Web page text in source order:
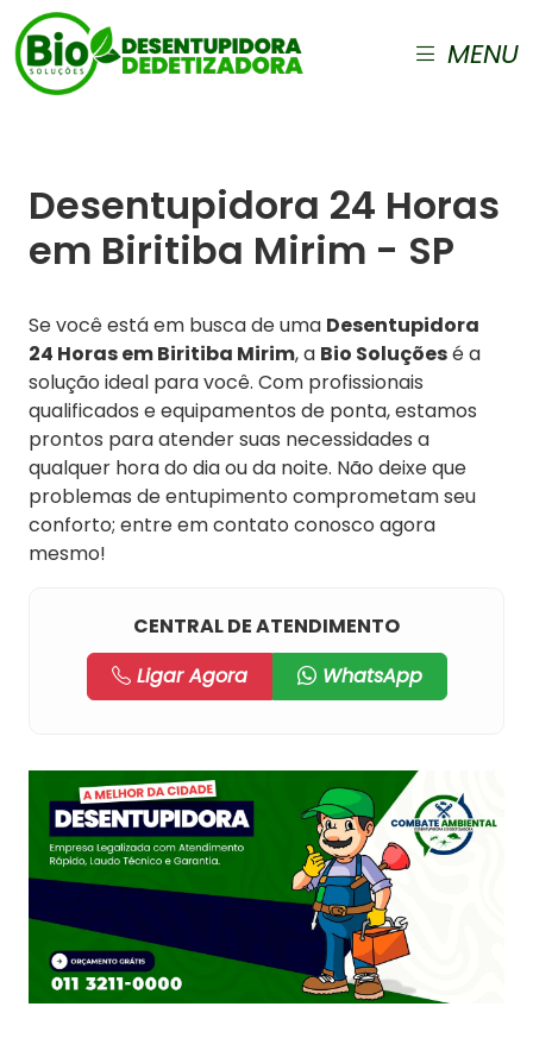
MENU
Desentupidora 24 Horas
em Biritiba Mirim - SP
Se você está em busca de uma Desentupidora
24 Horas em Biritiba Mirim, a Bio Soluçõesé a
solução ideal para você. Com profissionais
qualificados e equipamentos de ponta, estamos
prontos para atender suas necessidades a
qualquer hora do dia ou da noite. Não deixe que
problemas de entupimento comprometam seu
conforto; entre em contato conosco agora
mesmo!
CENTRAL DE ATENDIMENTO
Ligar Agora
WhatsApp